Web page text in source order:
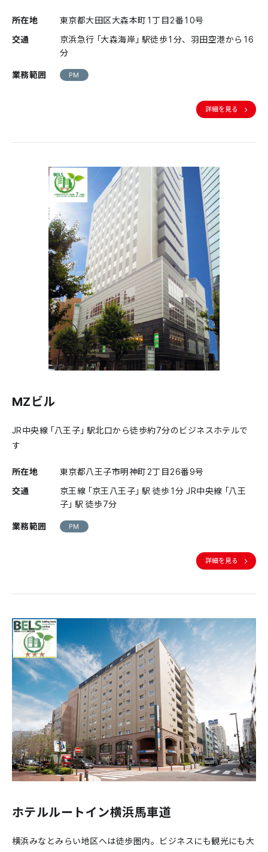
所在地
東京都大田区大森本町1丁目2番10号
交通
京浜急行「大森海岸」駅徒歩1分、羽田空港から16
分
業務範囲
PM
詳細を見る
MZビル
JR中央線「八王子」駅北口から徒歩約7分のビジネスホテルで
す
所在地
東京都八王子市明神町2丁目26番9号
交通
京王線「京王八王子」駅 徒歩1分 JR中央線「八王
子」駅 徒歩7分
業務範囲
PM
詳細を見る
ホテルルートイン横浜馬車道
横浜みなとみらい地区へは徒歩圏内。ビジネスにも観光にも大